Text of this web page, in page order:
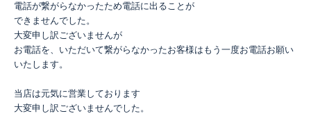
電話が繋がらなかったため電話に出ることが
できませんでした。
大変申し訳ございませんが
お電話を、いただいて繋がらなかったお客様はもう一度お電話お願い
いたします。
当店は元気に営業しております
大変申し訳ございませんでした。